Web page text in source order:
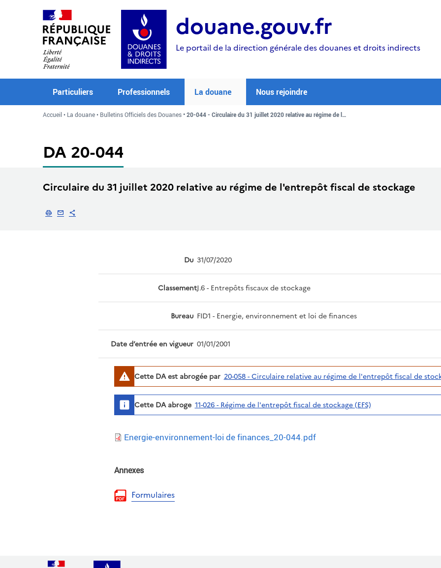
douane.gouv.fr
Le portail de la direction générale des douanes et droits indirects
Particuliers Professionnels La douane Nous rejoindre
Accueil La douane Bulletins Officiels des Douanes 20-044 - Circulaire du 31 juillet 2020 relative au régime de l…
DA 20-044
Circulaire du 31 juillet 2020 relative au régime de l'entrepôt fiscal de stockage
ImprimerEnvoyer par email
Du 31/07/2020
ClassementJ.6 - Entrepôts fiscaux de stockage
Bureau FID1 - Energie, environnement et loi de finances
Date d’entrée en vigueur 01/01/2001
Cette DA est abrogée par 20-058 - Circulaire relative au régime de l'entrepôt fiscal de
Cette DA abroge 11-026 - Régime de l'entrepôt fiscal de stockage (EFS)
Energie-environnement-loi de finances_20-044.pdf
Annexes
Formulaires